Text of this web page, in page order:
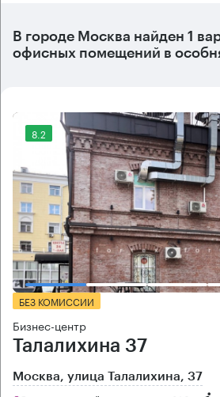
В городе Москва найден 1
офисных помещений в
8.2
БЕЗ КОМИССИИ
Бизнес-центр
Талалихина 37
Москва, улица Талалихина, 37